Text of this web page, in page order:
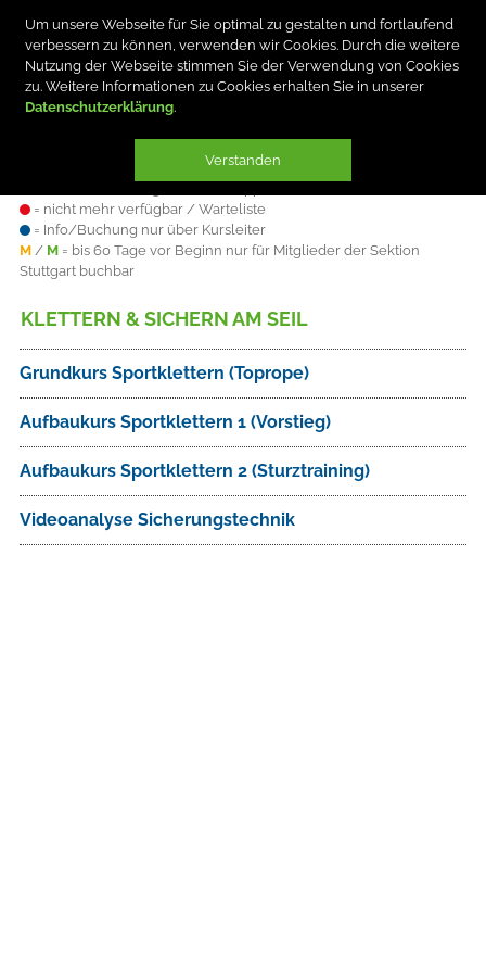
Um unsere Webseite für Sie optimal zu gestalten und fortlaufend
verbessern zu können, verwenden wir Cookies. Durch die weitere
Nutzung der Webseite stimmen Sie der Verwendung von Cookies
zu. Weitere Informationen zu Cookies erhalten Sie in unserer
Datenschutzerklärung
Verstanden
= nicht mehr verfügbar / Warteliste
= Info/Buchung nur über Kursleiter
M/ M= bis 60 Tage vor Beginn nur für Mitglieder der Sektion
Stuttgart buchbar
KLETTERN & SICHERN AM SEIL
Grundkurs Sportklettern (Toprope)
Aufbaukurs Sportklettern 1 (Vorstieg)
Aufbaukurs Sportklettern 2 (Sturztraining)
Videoanalyse Sicherungstechnik